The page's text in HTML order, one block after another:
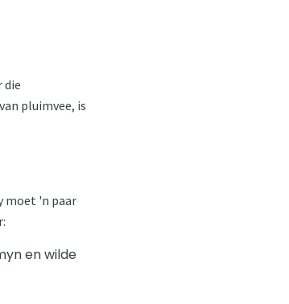
die
pluimvee, is
moet 'n paar
en wilde